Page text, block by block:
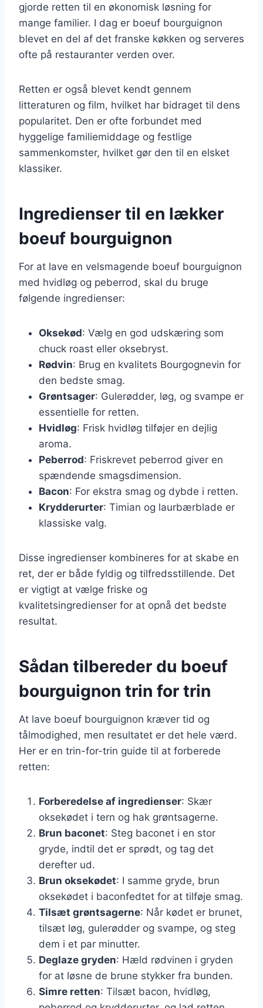
gjorde retten til en økonomisk løsning for
mange familier. I dag er boeuf bourguignon
blevet en del af det franske køkken og serveres
ofte på restauranter verden over.
Retten er også blevet kendt gennem
litteraturen og film, hvilket har bidraget til dens
popularitet. Den er ofte forbundet med
hyggelige familiemiddage og festlige
sammenkomster, hvilket gør den til en elsket
klassiker.
Ingredienser til en lækker
boeuf bourguignon
For at lave en velsmagende boeuf bourguignon
med hvidløg og peberrod, skal du bruge
følgende ingredienser:
Oksekød: Vælg en god udskæring som
chuck roast eller oksebryst.
Rødvin: Brug en kvalitets Bourgognevin for
den bedste smag.
Grøntsager: Gulerødder, løg, og svampe er
essentielle for retten.
Hvidløg: Frisk hvidløg tilføjer en dejlig
aroma.
Peberrod: Friskrevet peberrod giver en
spændende smagsdimension.
Bacon: For ekstra smag og dybde i retten.
Krydderurter: Timian og laurbærblade er
klassiske valg.
Disse ingredienser kombineres for at skabe en
ret, der er både fyldig og tilfredsstillende. Det
er vigtigt at vælge friske og
kvalitetsingredienser for at opnå det bedste
resultat.
Sådan tilbereder du boeuf
bourguignon trin for trin
At lave boeuf bourguignon kræver tid og
tålmodighed, men resultatet er det hele værd.
Her er en trin-for-trin guide til at forberede
retten:
Forberedelse af ingredienser: Skær
oksekødet i tern og hak grøntsagerne.
Brun baconet: Steg baconet i en stor
gryde, indtil det er sprødt, og tag det
derefter ud.
Brun oksekødet: I samme gryde, brun
oksekødet i baconfedtet for at tilføje smag.
Tilsæt grøntsagerne: Når kødet er brunet,
tilsæt løg, gulerødder og svampe, og steg
dem i et par minutter.
Deglaze gryden: Hæld rødvinen i gryden
for at løsne de brune stykker fra bunden.
Simre retten: Tilsæt bacon, hvidløg,